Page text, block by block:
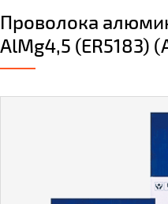
Проволока
AlMg4,5 (ER5183)